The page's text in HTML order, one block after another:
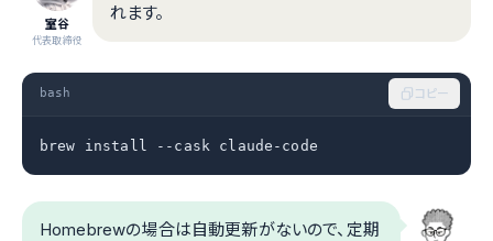
室谷
代表取締役
れます。
bash コピー
brew install --cask claude-code
Homebrewの場合は自動更新がないので、定期